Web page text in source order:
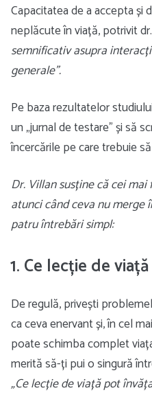
Capacitatea de a accepta și
neplăcute în viață, potrivit
semnificativ asupra
generale”.
Pe baza rezultatelor
un „jurnal de testare” și să
încercările pe care trebuie
Dr. Villan susține că cei
atunci când ceva nu
patru întrebări simpl:
1. Ce lecție de
De regulă, privești
ca ceva enervant și, în cel
poate schimba complet
merită să-ți pui o singură
„Ce lecție de viață pot